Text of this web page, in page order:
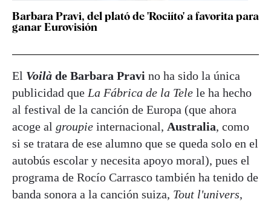
Barbara Pravi, del plató de 'Rociíto' a favorita para
ganar Eurovisión
El Voilà de Barbara Pravi no ha sido la única
publicidad que La Fábrica de la Tele le ha hecho
al festival de la canción de Europa (que ahora
acoge al groupie internacional, Australia, como
si se tratara de ese alumno que se queda solo en el
autobús escolar y necesita apoyo moral), pues el
programa de Rocío Carrasco también ha tenido de
banda sonora a la canción suiza, Tout l'univers,